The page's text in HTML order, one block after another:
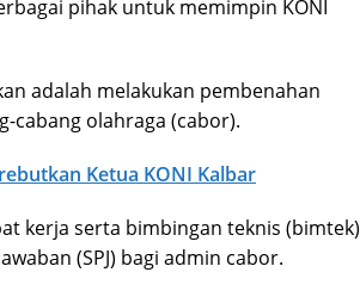
pihak untuk memimpin KONI
adalah melakukan pembenahan
cabang olahraga (cabor).
Ketua KONI Kalbar
kerja serta bimbingan teknis (bimtek)
(SPJ) bagi admin cabor.